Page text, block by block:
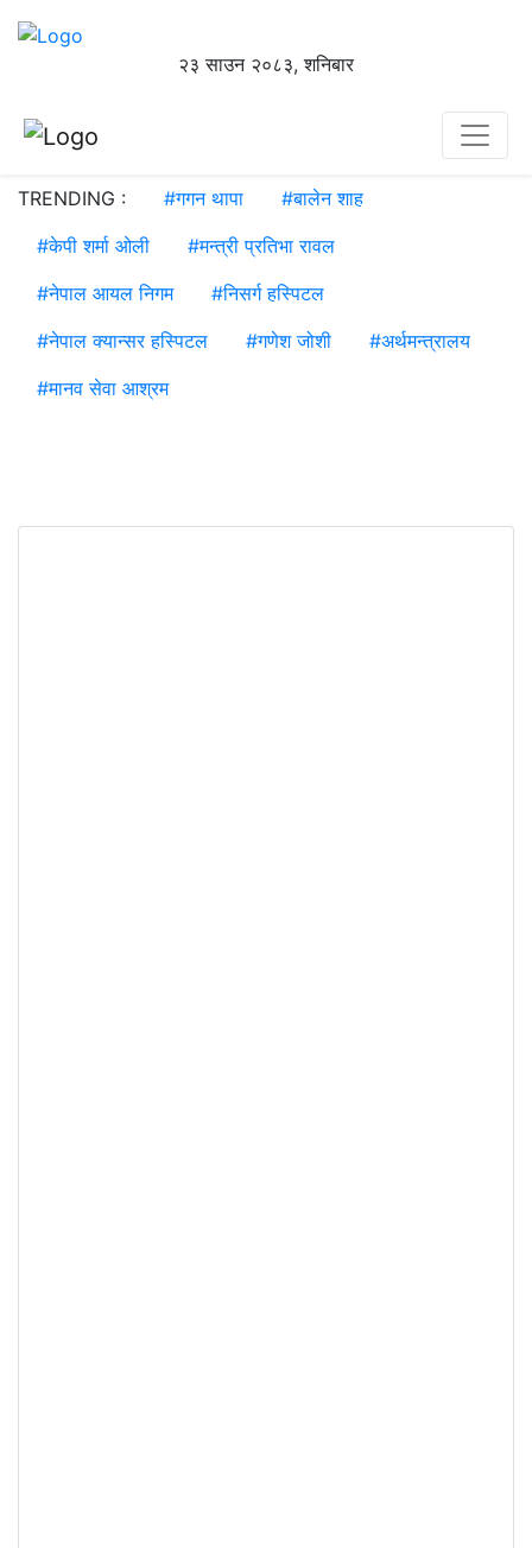
२३ साउन २०८३, शनिबार
TRENDING : #गगन थापा #बालेन शाह
#केपी शर्मा ओली #मन्त्री प्रतिभा रावल
#नेपाल आयल निगम #निसर्ग हस्पिटल
#नेपाल क्यान्सर हस्पिटल #गणेश जोशी #अर्थमन्त्रालय
#मानव सेवा आश्रम